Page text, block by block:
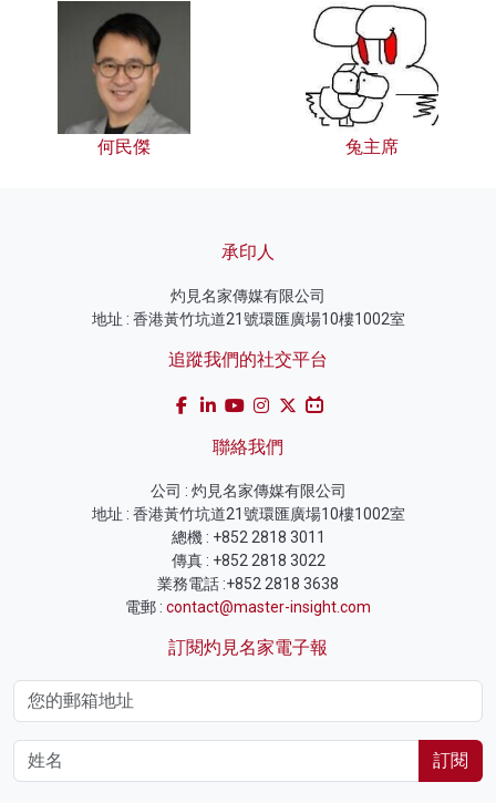
何民傑 兔主席
承印人
灼見名家傳媒有限公司
地址 : 香港黃竹坑道21號環匯廣場10樓1002室
追蹤我們的社交平台
聯絡我們
公司 : 灼見名家傳媒有限公司
地址 : 香港黃竹坑道21號環匯廣場10樓1002室
總機 : +852 2818 3011
傳真 : +852 2818 3022
業務電話 :+852 2818 3638
電郵 : contact@master-insight.com
訂閱灼見名家電子報
訂閱